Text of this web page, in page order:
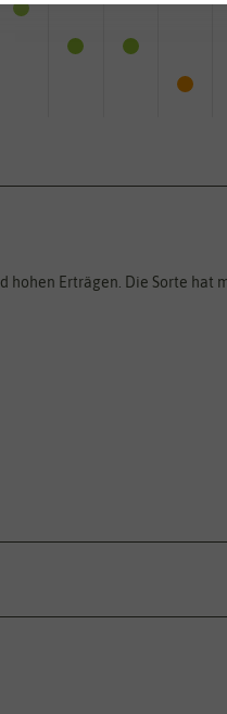
hohen Erträgen. Die Sorte